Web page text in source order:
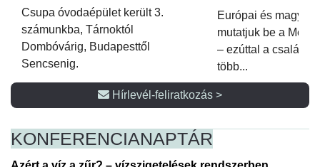
Csupa óvodaépület került 3.
számunkba, Tárnoktól
Dombóvárig, Budapesttől
Sencsenig.
Európai és magyar
mutatjuk be a
– ezúttal a családi
több...
Hírlevél-feliratkozás >
KONFERENCIANAPTÁR